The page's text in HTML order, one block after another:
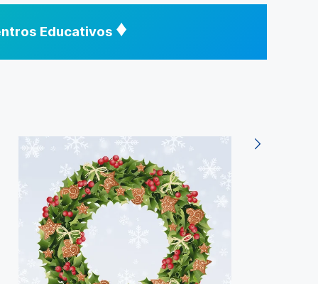
Educativos ♦